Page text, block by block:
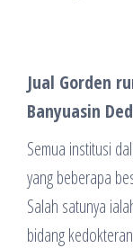
Jual Gorden
Banyuasin
Semua institusi
yang beberapa
Salah satunya
bidang